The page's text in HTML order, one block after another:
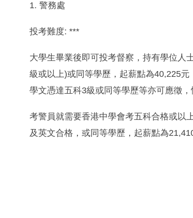
1. 警務處
投考難度: ***
大學生畢業後即可投考督察，持有學位人
級或以上)或同等學歷，起薪點為40,225
學文憑達五科3級或同等學歷等亦可應徵，
考警員就需要香港中學會考五科合格或以
及英文合格，或同等學歷，起薪點為